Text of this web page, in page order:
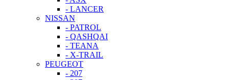
- LANCER
NISSAN
- PATROL
- QASHQAI
- TEANA
- X-TRAIL
PEUGEOT
- 207